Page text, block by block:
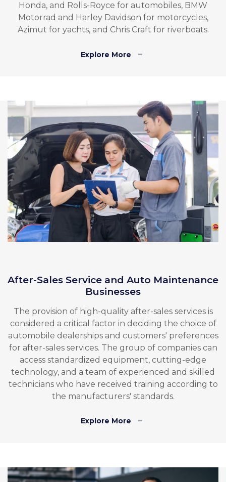
Honda, and Rolls-Royce for automobiles, BMW
Motorrad and Harley Davidson for motorcycles,
Azimut for yachts, and Chris Craft for riverboats.
Explore More
After-Sales Service and Auto Maintenance
Businesses
The provision of high-quality after-sales services is
considered a critical factor in deciding the choice of
automobile dealerships and customers' preferences
for after-sales services. The group of companies can
access standardized equipment, cutting-edge
technology, and a team of experienced and skilled
technicians who have received training according to
the manufacturers' standards.
Explore More